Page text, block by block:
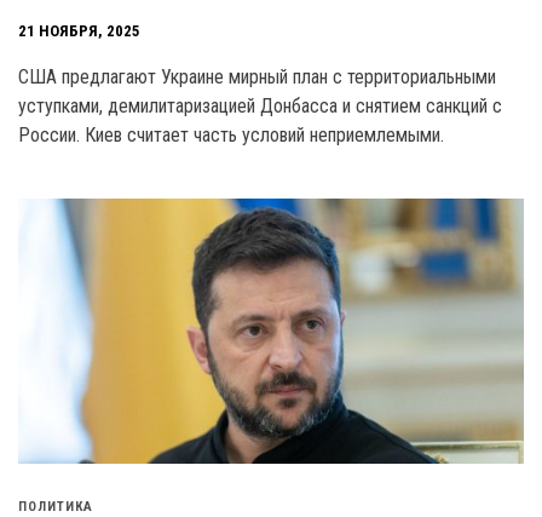
21 НОЯБРЯ, 2025
США предлагают Украине мирный план с территориальными
уступками, демилитаризацией Донбасса и снятием санкций с
России. Киев считает часть условий неприемлемыми.
ПОЛИТИКА